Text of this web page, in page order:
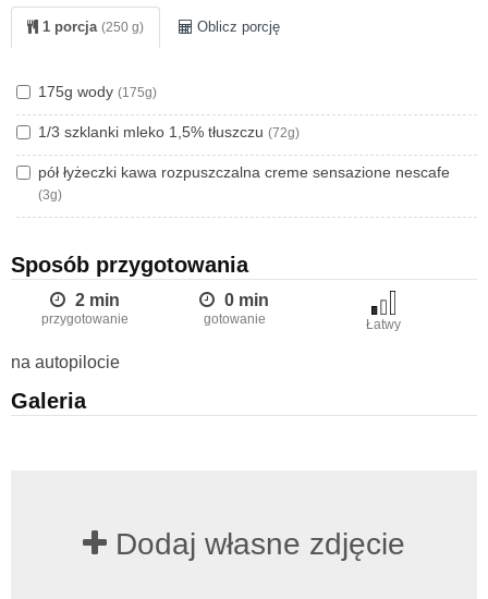
1 porcja (250 g) Oblicz porcję
175g wody (175g)
1/3 szklanki mleko 1,5% tłuszczu (72g)
pół łyżeczki kawa rozpuszczalna creme sensazione nescafe
(3g)
Sposób przygotowania
2 min
przygotowanie
0 min
gotowanie Łatwy
na autopilocie
Galeria
Dodaj własne zdjęcie